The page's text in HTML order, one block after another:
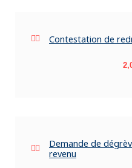
Contestation de
Demande de
revenu